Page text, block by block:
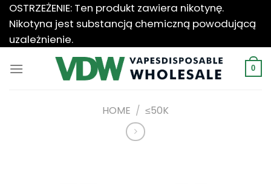
Przewiń
do
zawartości
OSTRZEŻENIE: Ten produkt zawiera nikotynę.
Nikotyna jest substancją chemiczną powodującą
uzależnienie.
0
HOME / ≤50K